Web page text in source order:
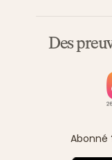
Des
Abonné